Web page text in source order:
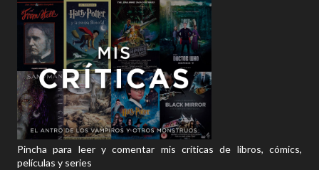
Pincha para leer y comentar mis críticas de libros, cómics,
películas y series